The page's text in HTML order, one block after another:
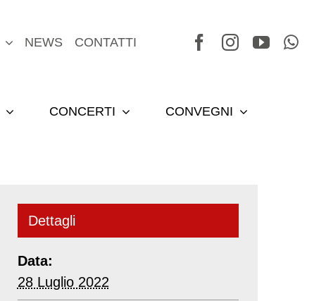
NEWS CONTATTI
CONCERTI
CONVEGNI
Dettagli
Data:
28 Luglio 2022